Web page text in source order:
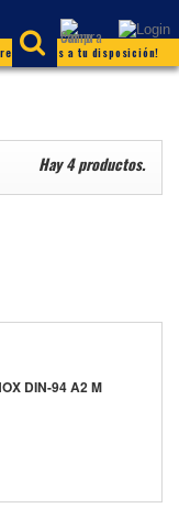
referencias a tu disposición!
Hay 4 productos.
DIN-94 A2 M